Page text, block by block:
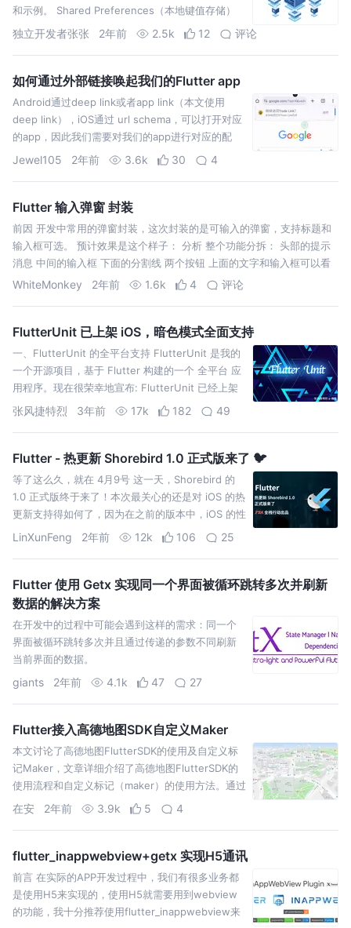
和示例。 Shared Preferences（本地键值存储）
Shared Prefe
独立开发者张张 2年前 2.5k 12 评论
如何通过外部链接唤起我们的Flutter app
Android通过deep link或者app link（本文使用
deep link），iOS通过 url schema，可以打开对应
的app，因此我们需要对我们的app进行对应的配
置。
Jewel105 2年前 3.6k 30 4
Flutter 输入弹窗 封装
前因 开发中常用的弹窗封装，这次封装的是可输入的弹窗，支持标题和
输入框可选。 预计效果是这个样子： 分析 整个功能分拆： 头部的提示
消息 中间的输入框 下面的分割线 两个按钮 上面的文字和输入框可以看
WhiteMonkey 2年前 1.6k 4 评论
FlutterUnit 已上架 iOS，暗色模式全面支持
一、FlutterUnit 的全平台支持 FlutterUnit 是我的
一个开源项目，基于 Flutter 构建的一个 全平台 应
用程序。现在很荣幸地宣布: FlutterUnit 已经上架
iOS
张风捷特烈 3年前 17k 182 49
Flutter - 热更新 Shorebird 1.0 正式版来了 🐦
等了这么久，就在 4月9号 这一天，Shorebird 的
1.0 正式版终于来了！本次最关心的还是对 iOS 的热
更新支持得如何了，因为在之前的版本中，iOS 的性
能表现简直差到无法使用~
LinXunFeng 2年前 12k 106 25
Flutter 使用 Getx 实现同一个界面被循环跳转多次并刷新
数据的解决方案
在开发中的过程中可能会遇到这样的需求：同一个
界面被循环跳转多次并且通过传递的参数不同刷新
当前界面的数据。
giants 2年前 4.1k 47 27
Flutter接入高德地图SDK自定义Maker
本文讨论了高德地图FlutterSDK的使用及自定义标
记Maker，文章详细介绍了高德地图FlutterSDK的
使用流程和自定义标记（maker）的使用方法。通过
使用AMapWidget类，可以自定义
在安 2年前 3.9k 5 4
flutter_inappwebview+getx 实现H5通讯
前言 在实际的APP开发过程中，我们有很多业务都
是使用H5来实现的，使用H5就需要用到webview
的功能，我十分推荐使用flutter_inappwebview来